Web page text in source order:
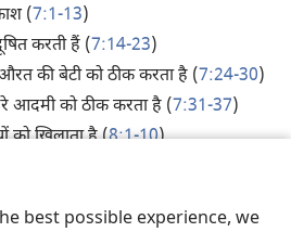
best possible experience, we
(7:1-13)
करती हैं (7:14-23)
की बेटी को ठीक करता है (7:24-30)
आदमी को ठीक करता है (7:31-37)
को खिलाता है (8:1-10)
स्वर्ग से एक चिन्ह दिखाए (